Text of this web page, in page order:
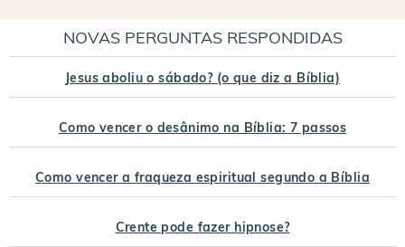
NOVAS PERGUNTAS RESPONDIDAS
Jesus aboliu o sábado? (o que diz a Bíblia)
Como vencer o desânimo na Bíblia: 7 passos
Como vencer a fraqueza espiritual segundo a Bíblia
Crente pode fazer hipnose?